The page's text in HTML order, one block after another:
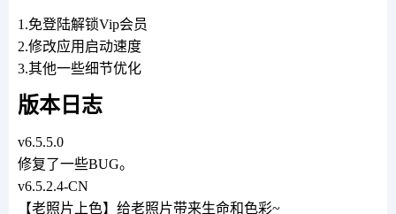
1.免登陆解锁Vip会员
2.修改应用启动速度
3.其他一些细节优化
版本日志
v6.5.5.0
修复了一些BUG。
v6.5.2.4-CN
【老照片上色】给老照片带来生命和色彩~